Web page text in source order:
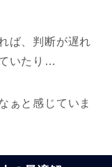
ば、判断が遅れ
いたり…
ぁと感じていま